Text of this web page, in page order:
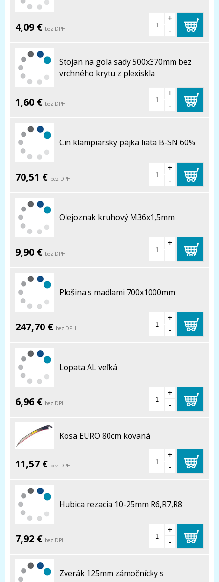
4,09 € bez DPH
+
-
Stojan na gola sady 500x370mm bez
vrchného krytu z plexiskla
1,60 € bez DPH
+
-
Cín klampiarsky pájka liata B-SN 60%
70,51 € bez DPH
+
-
Olejoznak kruhový M36x1,5mm
9,90 € bez DPH
+
-
Plošina s madlami 700x1000mm
247,70 € bez DPH
+
-
Lopata AL veľká
6,96 € bez DPH
+
-
Kosa EURO 80cm kovaná
11,57 € bez DPH
+
-
Hubica rezacia 10-25mm R6,R7,R8
7,92 € bez DPH
+
-
Zverák 125mm zámočnícky s